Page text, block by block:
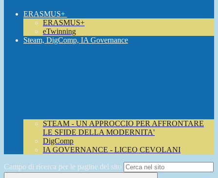
ERASMUS+
ERASMUS+
eTwinning
Steam, DigComp, IA Governance
STEAM - UN APPROCCIO PER AFFRONTARE
LE SFIDE DELLA MODERNITA'
DigComp
IA GOVERNANCE - LICEO CEVOLANI
Campo di ricerca per le pagine del sito